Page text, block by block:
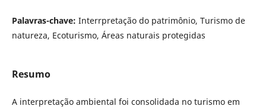
Palavras-chave: Interrpretação do patrimônio, Turismo de
natureza, Ecoturismo, Áreas naturais protegidas
Resumo
A interpretação ambiental foi consolidada no turismo em